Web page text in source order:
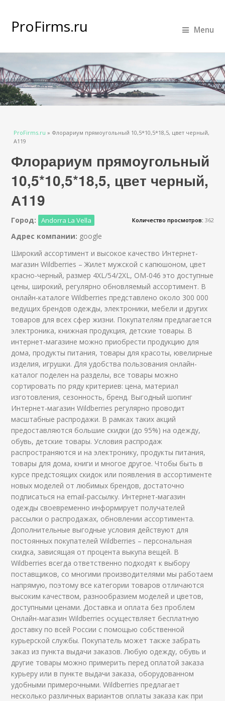
ProFirms.ru Menu
Вы здесь
ProFirms.ru » Флорариум прямоугольный 10,5*10,5*18,5, цвет черный,
А119
Флорариум прямоугольный
10,5*10,5*18,5, цвет черный,
А119
Количество просмотров: 362
Город: Andorra La Vella
Адрес компании: google
Широкий ассортимент и высокое качество Интернет-
магазин Wildberries – Жилет мужской с капюшоном, цвет
красно-черный, размер 4XL/54/2XL, ОМ-046 это доступные
цены, широкий, регулярно обновляемый ассортимент. В
онлайн-каталоге Wildberries представлено около 300 000
ведущих брендов одежды, электроники, мебели и других
товаров для всех сфер жизни. Покупателям предлагается
электроника, книжная продукция, детские товары. В
интернет-магазине можно приобрести продукцию для
дома, продукты питания, товары для красоты, ювелирные
изделия, игрушки. Для удобства пользования онлайн-
каталог поделен на разделы, все товары можно
сортировать по ряду критериев: цена, материал
изготовления, сезонность, бренд. Выгодный шопинг
Интернет-магазин Wildberries регулярно проводит
масштабные распродажи. В рамках таких акций
предоставляются большие скидки (до 95%) на одежду,
обувь, детские товары. Условия распродаж
распространяются и на электронику, продукты питания,
товары для дома, книги и многое другое. Чтобы быть в
курсе предстоящих скидок или появления в ассортименте
новых моделей от любимых брендов, достаточно
подписаться на email-рассылку. Интернет-магазин
одежды своевременно информирует получателей
рассылки о распродажах, обновлении ассортимента.
Дополнительные выгодные условия действуют для
постоянных покупателей Wildberries – персональная
скидка, зависящая от процента выкупа вещей. В
Wildberries всегда ответственно подходят к выбору
поставщиков, со многими производителями мы работаем
напрямую, поэтому все категории товаров отличаются
высоким качеством, разнообразием моделей и цветов,
доступными ценами. Доставка и оплата без проблем
Онлайн-магазин Wildberries осуществляет бесплатную
доставку по всей России с помощью собственной
курьерской службы. Покупатель может также забрать
заказ из пункта выдачи заказов. Любую одежду, обувь и
другие товары можно примерить перед оплатой заказа
курьеру или в пункте выдачи заказа, оборудованном
удобными примерочными. Wildberries предлагает
несколько различных вариантов оплаты заказа как при